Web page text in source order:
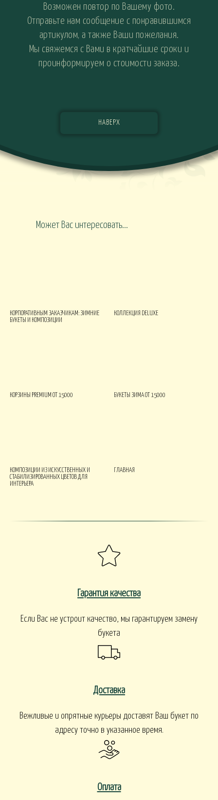
Возможен повтор по Вашему фото.
Отправьте нам сообщение с понравившимся
артикулом, а также Ваши пожелания.
Мы свяжемся с Вами в кратчайшие сроки и
проинформируем о стоимости заказа.
НАВЕРХ
Может Вас интересовать...
КОРПОРАТИВНЫМ ЗАКАЗЧИКАМ: ЗИМНИЕ
БУКЕТЫ И КОМПОЗИЦИИ
КОЛЛЕКЦИЯ DELUXE
КОРЗИНЫ PREMIUM ОТ 15000 БУКЕТЫ ЗИМА ОТ 15000
КОМПОЗИЦИИ ИЗ ИСКУССТВЕННЫХ И
СТАБИЛИЗИРОВАННЫХ ЦВЕТОВ ДЛЯ
ИНТЕРЬЕРА
ГЛАВНАЯ
Гарантия качества
Если Вас не устроит качество, мы гарантируем замену
букета
Доставка
Вежливые и опрятные курьеры доставят Ваш букет по
адресу точно в указанное время.
Оплата